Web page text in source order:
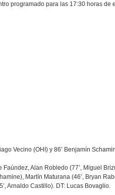
programado para las 17:30 horas de
Vecino (OHI) y 86’ Benjamín
Faúndez, Alan Robledo (77’, Miguel
Martín Maturana (46’, Bryan
Arnaldo Castillo). DT: Lucas Bovaglio.